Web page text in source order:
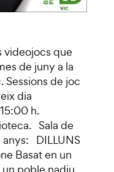
videojocs que
de juny a la
Sessions de joc
dia
h.
Sala de
anys: DILLUNS
Basat en un
poble nadiu